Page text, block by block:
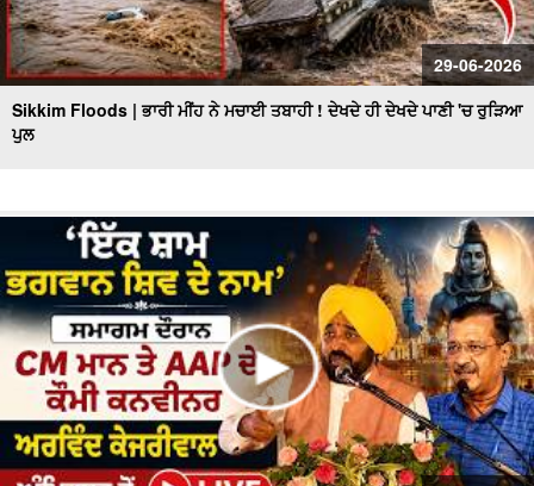
29-06-2026
Sikkim Floods | ਭਾਰੀ ਮੀਂਹ ਨੇ ਮਚਾਈ ਤਬਾਹੀ ! ਦੇਖਦੇ ਹੀ ਦੇਖਦੇ ਪਾਣੀ 'ਚ ਰੁੜਿਆ
ਪੁਲ